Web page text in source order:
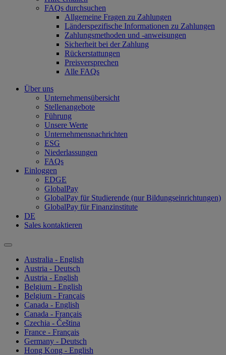
FAQs durchsuchen
Allgemeine Fragen zu Zahlungen
Länderspezifische Informationen zu Zahlungen
Zahlungsmethoden und -anweisungen
Sicherheit bei der Zahlung
Rückerstattungen
Preisversprechen
Alle FAQs
Über uns
Unternehmensübersicht
Stellenangebote
Führung
Unsere Werte
Unternehmensnachrichten
ESG
Niederlassungen
FAQs
Einloggen
EDGE
GlobalPay
GlobalPay für Studierende (nur Bildungseinrichtungen)
GlobalPay für Finanzinstitute
DE
Sales kontaktieren
Australia - English
Austria - Deutsch
Austria - English
Belgium - English
Belgium - Français
Canada - English
Canada - Français
Czechia - Čeština
France - Français
Germany - Deutsch
Hong Kong - English